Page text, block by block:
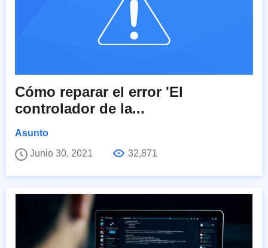
Cómo reparar el error 'El
controlador de la...
Asunto
Junio 30, 2021
32,871